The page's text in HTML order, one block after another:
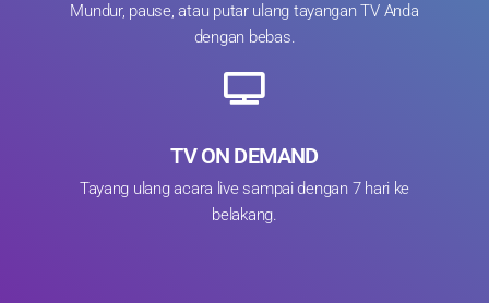
Mundur, pause, atau putar ulang tayangan TV Anda
dengan bebas.
TV ON DEMAND
Tayang ulang acara live sampai dengan 7 hari ke
belakang.